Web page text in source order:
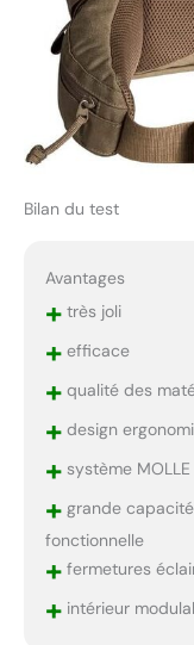
Bilan du test
Avantages
+très joli
+efficace
+qualité des
+design
+système
+grande
fonctionnelle
+fermetures
+intérieur